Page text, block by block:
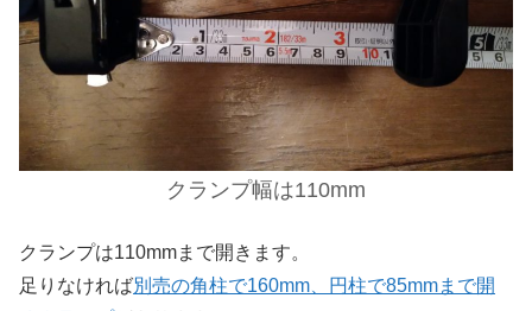
クランプ幅は110mm
クランプは110mmまで開きます。
足りなければ別売の角柱で160mm、円柱で85mmまで開